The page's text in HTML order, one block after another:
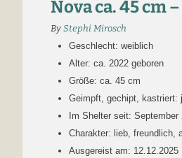
Nova ca. 45 cm
By Stephi Mirosch
Geschlecht: weiblich
Alter: ca. 2022 geboren
Größe: ca. 45 cm
Geimpft, gechipt, kastriert:
Im Shelter seit: September
Charakter: lieb, freundlich,
Ausgereist am: 12.12.2025